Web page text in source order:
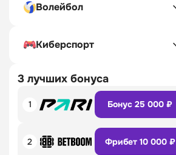
Волейбол
Киберспорт
3 лучших бонуса
1 Бонус 25 000 ₽
2 Фрибет 10 000 ₽